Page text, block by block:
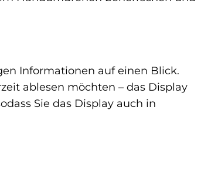
Informationen auf einen Blick.
ablesen möchten – das Display
Sie das Display auch in